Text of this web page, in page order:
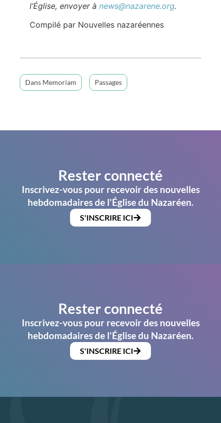
l’Église, envoyer à news@nazarene.org.
Compilé par Nouvelles nazaréennes
Dans Memoriam Passages
Rester connecté
Inscrivez-vous pour recevoir des nouvelles
hebdomadaires de l'Église du Nazaréen.
S'INSCRIRE ICI
Rester connecté
Inscrivez-vous pour recevoir des nouvelles
hebdomadaires de l'Église du Nazaréen.
S'INSCRIRE ICI